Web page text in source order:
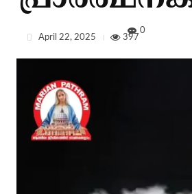
April 22, 2025 397
0